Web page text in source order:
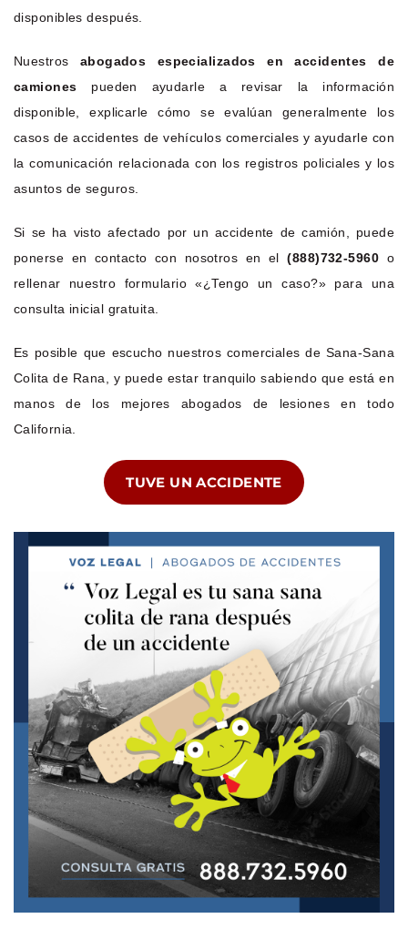
disponibles después.
Nuestros abogados especializados en accidentes de
camiones pueden ayudarle a revisar la información
disponible, explicarle cómo se evalúan generalmente los
casos de accidentes de vehículos comerciales y ayudarle con
la comunicación relacionada con los registros policiales y los
asuntos de seguros.
Si se ha visto afectado por un accidente de camión, puede
ponerse en contacto con nosotros en el(888)732-5960 o
rellenar nuestro formulario «¿Tengo un caso?» para una
consulta inicial gratuita.
Es posible que escucho nuestros comerciales de Sana-Sana
Colita de Rana, y puede estar tranquilo sabiendo que está en
manos de los mejores abogados de lesiones en todo
California.
TUVE UN ACCIDENTE